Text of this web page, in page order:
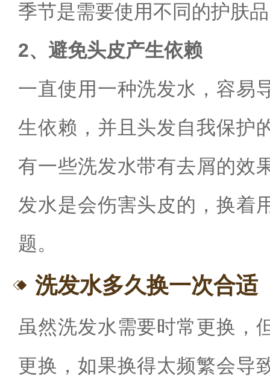
季节是需要使用不同的护肤
2、避免头皮产生依赖
一直使用一种洗发水，容易
生依赖，并且头发自我保护
有一些洗发水带有去屑的效
发水是会伤害头皮的，换着
题。
洗发水多久换一次合适
虽然洗发水需要时常更换，
更换，如果换得太频繁会导